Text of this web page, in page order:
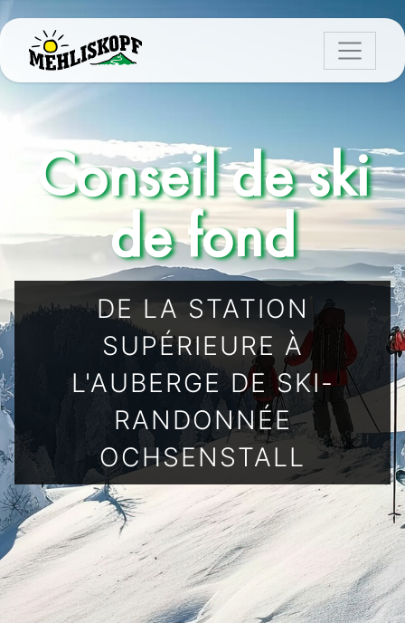
Conseil de ski
de fond
DE LA STATION
SUPÉRIEURE À
L'AUBERGE DE SKI-
RANDONNÉE
OCHSENSTALL